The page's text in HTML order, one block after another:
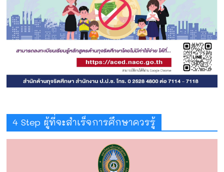
4 Step ผู้ที่จะสำเร็จการศึกษาควรรู้